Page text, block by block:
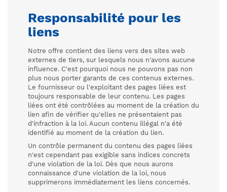
Responsabilité pour les
liens
Notre offre contient des liens vers des sites web
externes de tiers, sur lesquels nous n'avons aucune
influence. C'est pourquoi nous ne pouvons pas non
plus nous porter garants de ces contenus externes.
Le fournisseur ou l'exploitant des pages liées est
toujours responsable de leur contenu. Les pages
liées ont été contrôlées au moment de la création du
lien afin de vérifier qu'elles ne présentaient pas
d'infraction à la loi. Aucun contenu illégal n'a été
identifié au moment de la création du lien.
Un contrôle permanent du contenu des pages liées
n'est cependant pas exigible sans indices concrets
d'une violation de la loi. Dès que nous aurons
connaissance d'une violation de la loi, nous
supprimerons immédiatement les liens concernés.